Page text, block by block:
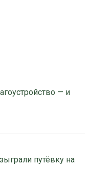
— и
путёвку на